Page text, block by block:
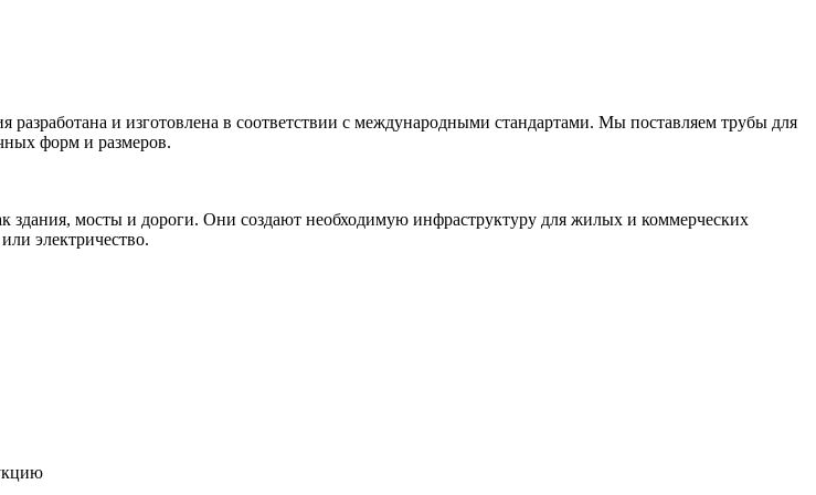
и изготовлена в соответствии с международными стандартами. Мы поставляем трубы для
форм и размеров.
здания, мосты и дороги. Они создают необходимую инфраструктуру для жилых и коммерческих
электричество.